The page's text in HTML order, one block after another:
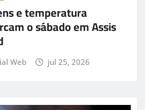
e temperatura
o sábado em Assis
Web jul 25, 2026